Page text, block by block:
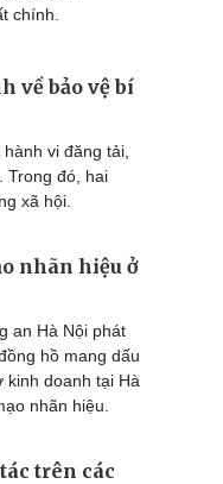
chính.
về bảo vệ bí
vi đăng tải,
Trong đó, hai
xã hội.
nhãn hiệu ở
an Hà Nội phát
hồ mang dấu
kinh doanh tại Hà
nhãn hiệu.
trên các